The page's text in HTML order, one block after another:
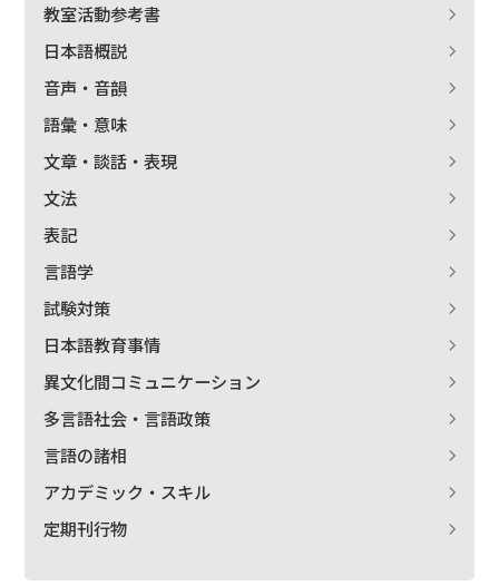
教室活動参考書
日本語概説
音声・音韻
語彙・意味
文章・談話・表現
文法
表記
言語学
試験対策
日本語教育事情
異文化間コミュニケーション
多言語社会・言語政策
言語の諸相
アカデミック・スキル
定期刊行物